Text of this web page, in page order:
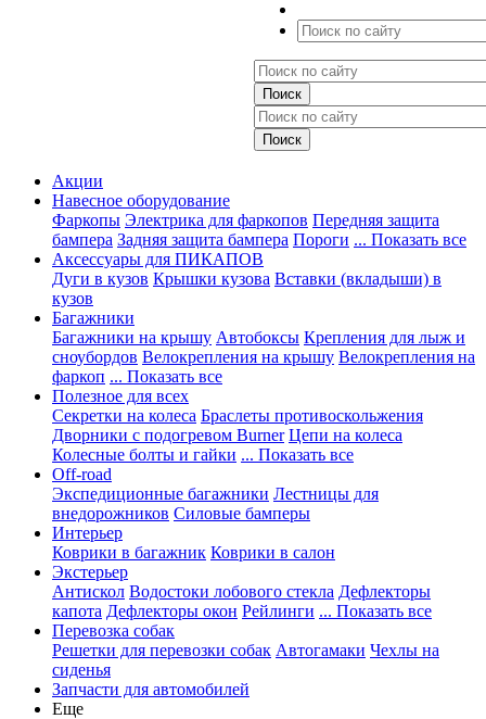
Акции
Навесное оборудование
Фаркопы Электрика для фаркопов Передняя защита
бампера Задняя защита бампера Пороги ... Показать все
Аксессуары для ПИКАПОВ
Дуги в кузов Крышки кузова Вставки (вкладыши) в
кузов
Багажники
Багажники на крышу Автобоксы Крепления для лыж и
сноубордов Велокрепления на крышу Велокрепления на
фаркоп ... Показать все
Полезное для всех
Секретки на колеса Браслеты противоскольжения
Дворники с подогревом Burner Цепи на колеса
Колесные болты и гайки ... Показать все
Off-road
Экспедиционные багажники Лестницы для
внедорожников Силовые бамперы
Интерьер
Коврики в багажник Коврики в салон
Экстерьер
Антискол Водостоки лобового стекла Дефлекторы
капота Дефлекторы окон Рейлинги ... Показать все
Перевозка собак
Решетки для перевозки собак Автогамаки Чехлы на
сиденья
Запчасти для автомобилей
Еще